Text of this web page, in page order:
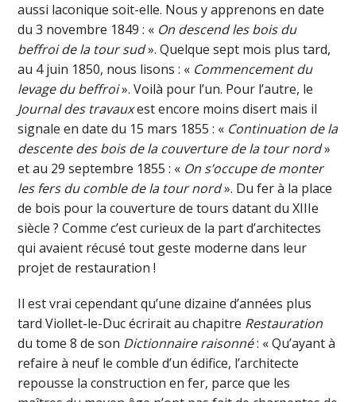
aussi laconique soit-elle. Nous y apprenons en date
du 3 novembre 1849 : « On descend les bois du
beffroi de la tour sud». Quelque sept mois plus tard,
au 4 juin 1850, nous lisons : « Commencement du
levage du beffroi». Voilà pour l’un. Pour l’autre, le
Journal des travauxest encore moins disert mais il
signale en date du 15 mars 1855 : « Continuation de la
descente des bois de la couverture de la tour nord»
et au 29 septembre 1855 : « On s’occupe de monter
les fers du comble de la tour nord». Du fer à la place
de bois pour la couverture de tours datant du XIIIe
siècle ? Comme c’est curieux de la part d’architectes
qui avaient récusé tout geste moderne dans leur
projet de restauration !
Il est vrai cependant qu’une dizaine d’années plus
tard Viollet-le-Duc écrirait au chapitre Restauration
du tome 8 de son Dictionnaire raisonné: « Qu’ayant à
refaire à neuf le comble d’un édifice, l’architecte
repousse la construction en fer, parce que les